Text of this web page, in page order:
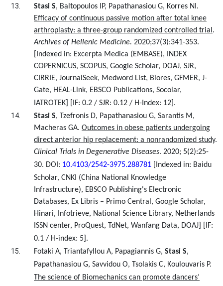
Stasi S, Baltopoulos IP, Papathanasiou G, Korres NI.
Efficacy of continuous passive motion after total knee
arthroplasty: a three-group randomized controlled trial .
Archives of Hellenic Medicine. 2020;37(3):341-353.
[Indexed in: Excerpta Medica (EMBASE), ΙΝDEX
COPERNICUS, SCOPUS, Google Scholar, DOAJ, SJR,
CIRRIE, JournalSeek, Medword List, Biores, GFMER, J-
Gate, HEAL-Link, EBSCO Publications, Socolar,
IATROTEK] [IF: 0.2 / SJR: 0.12 / H-Index: 12].
Stasi S, Tzefronis D, Papathanasiou G, Sarantis M,
Macheras GA. Outcomes in obese patients undergoing
direct anterior hip replacement: a nonrandomized study.
Clinical Trials in Degenerative Diseases. 2020; 5(2):25-
30. DOI: 10.4103/2542-3975.288781
[Indexed in: Baidu
Scholar, CNKI (China National Knowledge
Infrastructure), EBSCO Publishing's Electronic
Databases, Ex Libris – Primo Central, Google Scholar,
Hinari, Infotrieve, National Science Library, Netherlands
ISSN center, ProQuest, TdNet, Wanfang Data, DOAJ] [IF:
0.1 / H-index: 5].
Fotaki A, Triantafyllou A, Papagiannis G, Stasi S,
Papathanasiou G, Savvidou O, Tsolakis C, Koulouvaris P.
The science of Biomechanics can promote dancers’